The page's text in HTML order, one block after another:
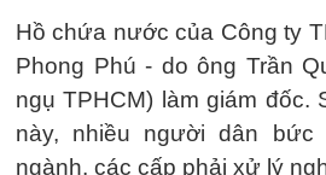
Hồ chứa nước của Công ty
Phong Phú - do ông Trần
ngụ TPHCM) làm giám đốc.
này, nhiều người dân bức
ngành, các cấp phải xử lý